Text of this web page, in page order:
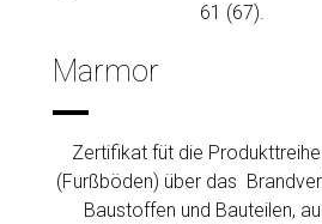
61 (67).
Marmor
Zertifikat füt die
(Furßböden) über das
Baustoffen und Bauteilen,